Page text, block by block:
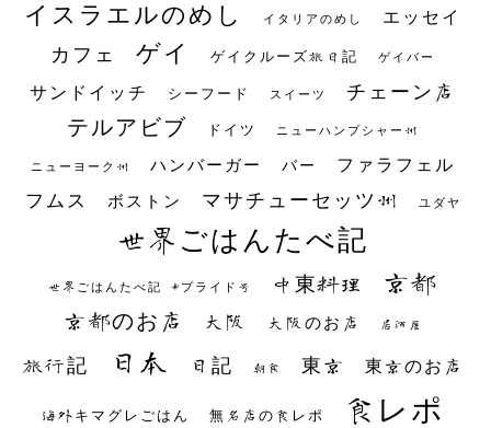
イスラエルのめし イタリアのめし エッセイ
カフェ ゲイ ゲイクルーズ旅日記 ゲイバー
サンドイッチ シーフード スイーツ チェーン店
テルアビブ ドイツ ニューハンプシャー州
ニューヨーク州 ハンバーガー バー ファラフェル
フムス ボストン マサチューセッツ州 ユダヤ
世界ごはんたべ記
世界ごはんたべ記 #プライド号 中東料理 京都
京都のお店 大阪 大阪のお店 居酒屋
旅行記 日本 日記 朝食 東京 東京のお店
海外キマグレごはん 無名店の食レポ 食レポ